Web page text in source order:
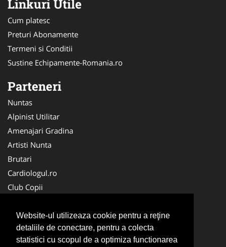
Website-ul utilizeaza cookie pentru a reţine
detaliile de conectare, pentru a colecta
statistici cu scopul de a optimiza functionarea
Linkuri Utile
Cum platesc
Preturi Abonamente
Termeni si Conditii
Sustine Echipamente-Romania.ro
Parteneri
Nuntas
Alpinist Utilitar
Amenajari Gradina
Artisti Nunta
Brutari
Cardiologul.ro
Club Copii
Ambalaje Romania
Cabinet-Individual.ro
CentruInchirieri.ro